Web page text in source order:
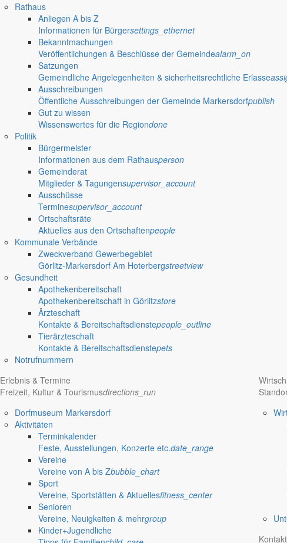
Rathaus
Anliegen A bis Z
Informationen für Bürgersettings_ethernet
Bekanntmachungen
Veröffentlichungen & Beschlüsse der Gemeindealarm_on
Satzungen
Gemeindliche Angelegenheiten & sicherheitsrechtliche Erlasse
Ausschreibungen
Öffentliche Ausschreibungen der Gemeinde Markersdorfpublish
Gut zu wissen
Wissenswertes für die Regiondone
Politik
Bürgermeister
Informationen aus dem Rathausperson
Gemeinderat
Mitglieder & Tagungensupervisor_account
Ausschüsse
Terminesupervisor_account
Ortschaftsräte
Aktuelles aus den Ortschaftenpeople
Kommunale Verbände
Zweckverband Gewerbegebiet
Görlitz-Markersdorf Am Hoterbergstreetview
Gesundheit
Apothekenbereitschaft
Apothekenbereitschaft in Görlitzstore
Ärzteschaft
Kontakte & Bereitschaftsdienstepeople_outline
Tierärzteschaft
Kontakte & Bereitschaftsdienstepets
Notrufnummern
Erlebnis & Termine
Freizeit, Kultur & Tourismusdirections_run
Dorfmuseum Markersdorf
Aktivitäten
Terminkalender
Feste, Ausstellungen, Konzerte etc.date_range
Vereine
Vereine von A bis Zbubble_chart
Sport
Vereine, Sportstätten & Aktuellesfitness_center
Senioren
Vereine, Neuigkeiten & mehrgroup
Kinder+Jugendliche
Kontakt